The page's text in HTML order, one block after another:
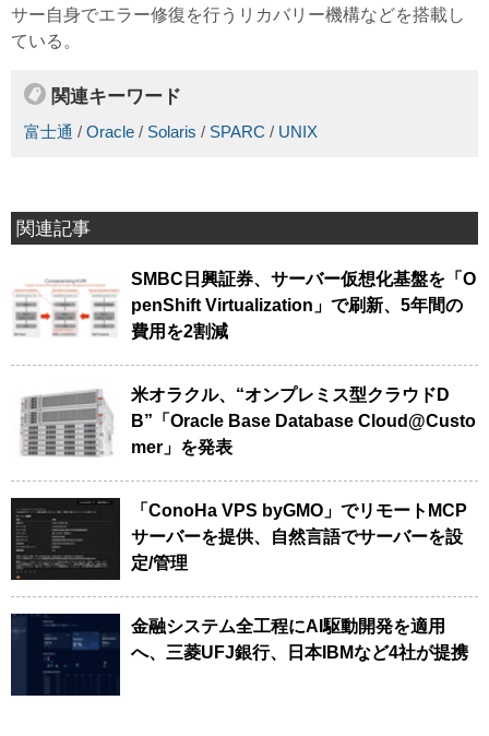
サー自身でエラー修復を行うリカバリー機構などを搭載し
ている。
関連キーワード
富士通 / Oracle / Solaris / SPARC / UNIX
関連記事
SMBC日興証券、サーバー仮想化基盤を「O
penShift Virtualization」で刷新、5年間の
費用を2割減
米オラクル、“オンプレミス型クラウドD
B”「Oracle Base Database Cloud@Custo
mer」を発表
「ConoHa VPS byGMO」でリモートMCP
サーバーを提供、自然言語でサーバーを設
定/管理
金融システム全工程にAI駆動開発を適用
へ、三菱UFJ銀行、日本IBMなど4社が提携